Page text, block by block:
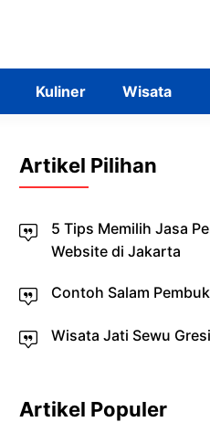
Kuliner Wisata
Artikel Pilihan
5 Tips Memilih Jasa
Website di Jakarta
Contoh Salam
Wisata Jati Sewu
Artikel Populer